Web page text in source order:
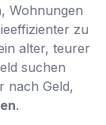
Wohnungen
zu
alter, teurer
suchen
nach Geld,
.